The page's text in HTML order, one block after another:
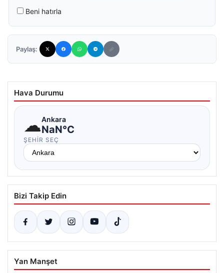
Beni hatırla
Paylaş:
Hava Durumu
☁Ankara
NaN°C
ŞEHIR SEÇ
Bizi Takip Edin
Yan Manşet